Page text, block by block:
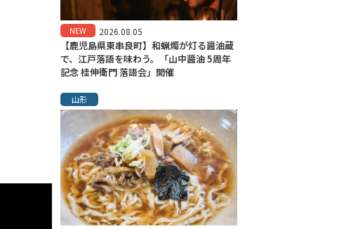
NEW 2026.08.05
【鹿児島県東串良町】和蝋燭が灯る醤油蔵
で、江戸落語を味わう。「山中醤油 5周年
記念 桂伸衛門 落語会」開催
山形